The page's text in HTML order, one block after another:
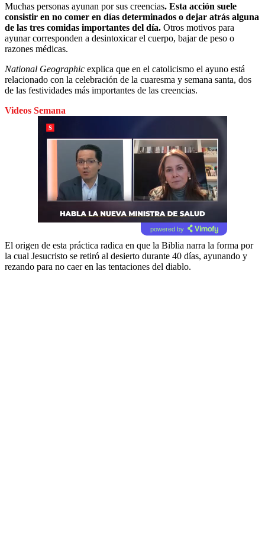
Muchas personas ayunan por sus creencias. Esta acción suele
consistir en no comer en días determinados o dejar atrás alguna
de las tres comidas importantes del día. Otros motivos para
ayunar corresponden a desintoxicar el cuerpo, bajar de peso o
razones médicas.
National Geographic explica que en el catolicismo el ayuno está
relacionado con la celebración de la cuaresma y semana santa, dos
de las festividades más importantes de las creencias.
Videos Semana
powered by
El origen de esta práctica radica en que la Biblia narra la forma por
la cual Jesucristo se retiró al desierto durante 40 días, ayunando y
rezando para no caer en las tentaciones del diablo.